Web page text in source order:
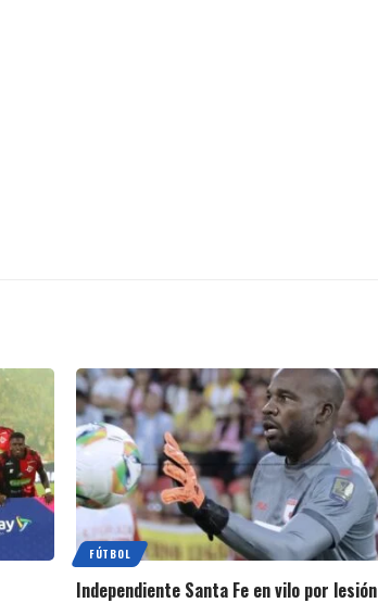
FÚTBOL
Independiente Santa Fe en vilo por lesión